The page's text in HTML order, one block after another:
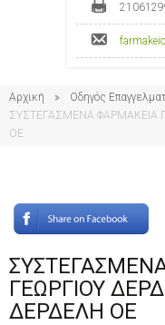
Αρχική Οδηγός
ΣΥΣΤΕΓΑΣΜΕΝΑ ΦΑΡΜΑΚΕΙΑ
ΟΕ
ΓΕΩΡΓΙΟΥ
ΔΕΡΔΕΛΗ ΟΕ